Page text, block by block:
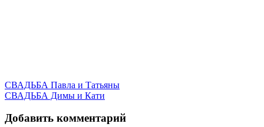
Навигация
по
записям
СВАДЬБА Павла и Татьяны
СВАДЬБА Димы и Кати
Добавить комментарий